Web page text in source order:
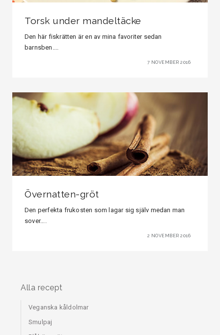
Torsk under mandeltäcke
Den här fiskrätten är en av mina favoriter sedan
barnsben....
7 NOVEMBER 2016
Övernatten-gröt
Den perfekta frukosten som lagar sig själv medan man
sover....
2 NOVEMBER 2016
Alla recept
Veganska kåldolmar
Smulpaj